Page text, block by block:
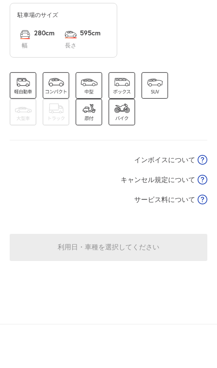
8月15日 (土) 休
8月16日 (日)
6:00～22:00
¥600
駐車場のサイズ
幅
280cm
長さ
595cm
インボイスについて
キャンセル規定について
サービス料について
利用日・車種を選択してください